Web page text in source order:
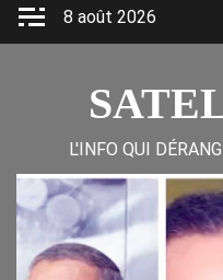
Skip
8 août 2026
L'INFO QUI